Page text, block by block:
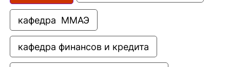
кафедра  ММАЭ
кафедра финансов и кредита